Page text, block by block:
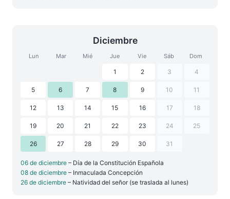
Diciembre
Lun Mar Mié Jue Vie Sáb Dom
1 2 3 4
5 6 7 8 9 10 11
12 13 14 15 16 17 18
19 20 21 22 23 24 25
26 27 28 29 30 31
06 de diciembre – Día de la Constitución Española
08 de diciembre – Inmaculada Concepción
26 de diciembre – Natividad del señor (se traslada al lunes)